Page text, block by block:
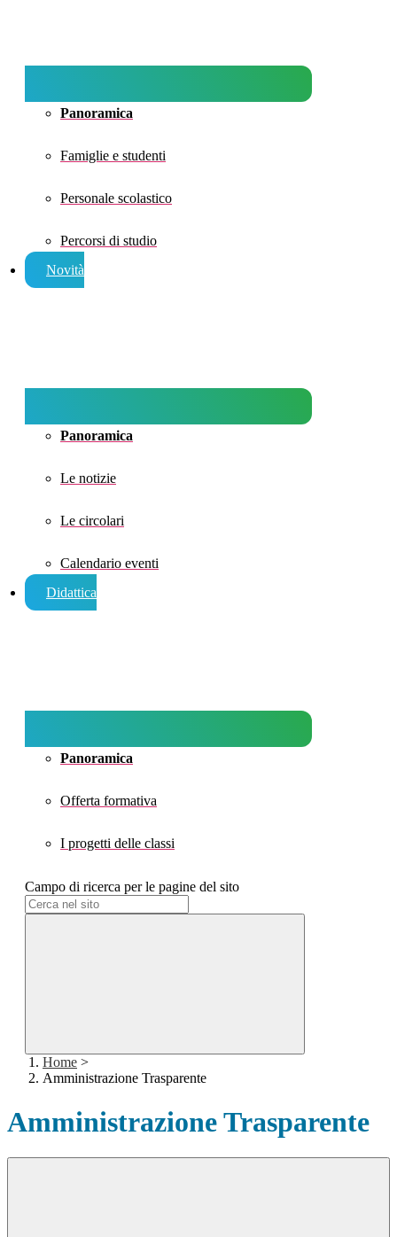
Panoramica
Famiglie e studenti
Personale scolastico
Percorsi di studio
Novità
Panoramica
Le notizie
Le circolari
Calendario eventi
Didattica
Panoramica
Offerta formativa
I progetti delle classi
Campo di ricerca per le pagine del sito
Home >
Amministrazione Trasparente
Amministrazione Trasparente